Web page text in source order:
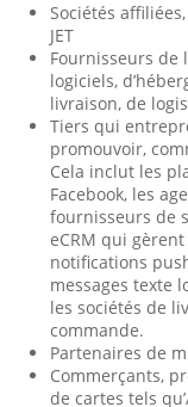
Sociétés
JET
Fournisseurs de
logiciels,
livraison, de
Tiers qui
promouvoir,
Cela inclut les
Facebook, les
fournisseurs de
eCRM qui
notifications
messages texte
les sociétés de
commande.
Partenaires de
Commerçants,
de cartes tels